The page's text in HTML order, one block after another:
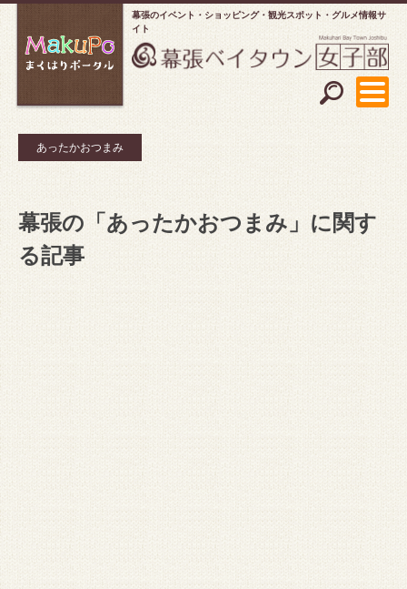
幕張のイベント・ショッピング
観光スポット・グルメ情報サ
イト
あったかおつまみ
幕張の「あったかおつまみ」に関す
る記事